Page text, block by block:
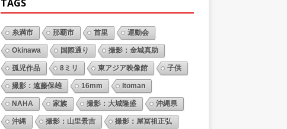
TAGS
糸満市 那覇市 首里 運動会
Okinawa 国際通り 撮影：金城真助
孤児作品 8ミリ 東アジア映像館 子供
撮影：遠藤保雄 16mm Itoman
NAHA 家族 撮影：大城隆盛 沖縄県
沖縄 撮影：山里景吉 撮影：屋冨祖正弘